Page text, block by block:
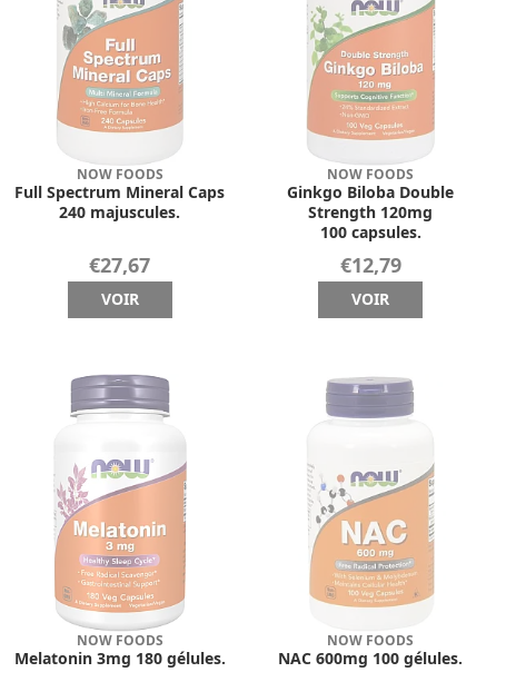
NOW FOODS
Full Spectrum Mineral Caps
240 majuscules.
€27,67
VOIR
NOW FOODS
Ginkgo Biloba Double
Strength 120mg
100 capsules.
€12,79
VOIR
NOW FOODS
Melatonin 3mg 180 gélules.
NOW FOODS
NAC 600mg 100 gélules.